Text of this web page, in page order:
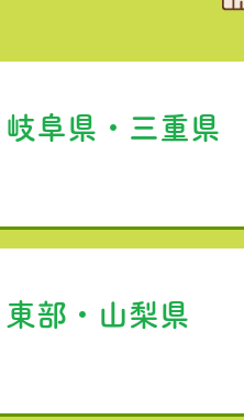
阜県・三重県
部・山梨県